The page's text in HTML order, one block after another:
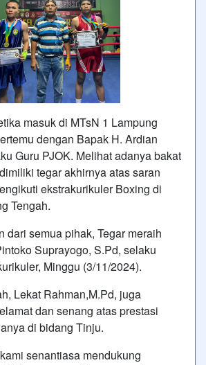
masuk di MTsN 1 Lampung
dengan Bapak H. Ardian
Guru PJOK. Melihat adanya bakat
tegar akhirnya atas saran
ekstrakurikuler Boxing di
Tengah.
dari semua pihak, Tegar meraih
Suprayogo, S.Pd, selaku
Minggu (3/11/2024).
Lekat Rahman,M.Pd, juga
dan senang atas prestasi
di bidang Tinju.
senantiasa mendukung